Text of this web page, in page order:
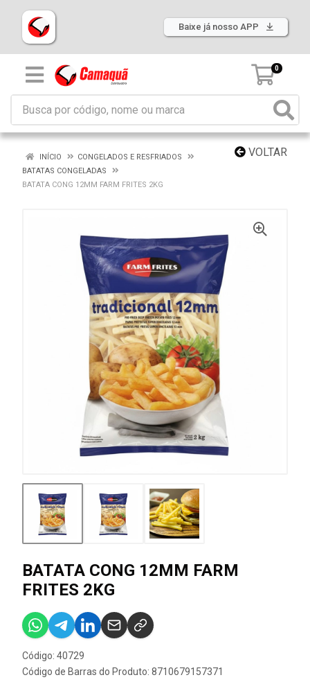
Baixe já nosso APP
0
VOLTAR
INÍCIO
CONGELADOS E RESFRIADOS
BATATAS CONGELADAS
BATATA CONG 12MM FARM FRITES 2KG
BATATA CONG 12MM FARM
FRITES 2KG
Código: 40729
Código de Barras do Produto: 8710679157371